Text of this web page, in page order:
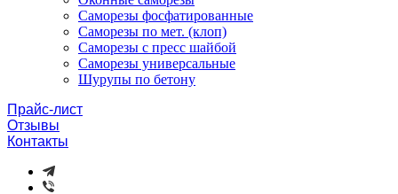
Саморезы фосфатированные
Саморезы по мет. (клоп)
Саморезы с пресс шайбой
Саморезы универсальные
Шурупы по бетону
Прайс-лист
Отзывы
Контакты